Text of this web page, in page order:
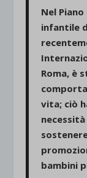
Nel
infantile
Roma, è
vita; ciò
bambini